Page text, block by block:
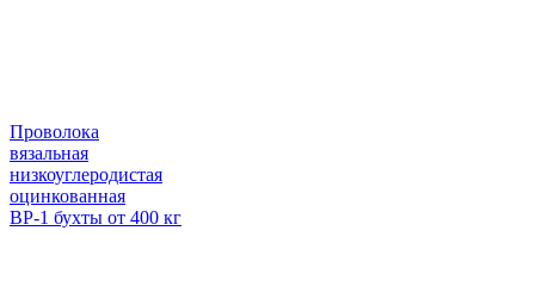
Проволока
вязальная
низкоуглеродистая
оцинкованная
ВР-1 бухты от 400 кг